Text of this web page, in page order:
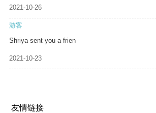
2021-10-26
游客
Shriya sent you a frien
2021-10-23
友情链接